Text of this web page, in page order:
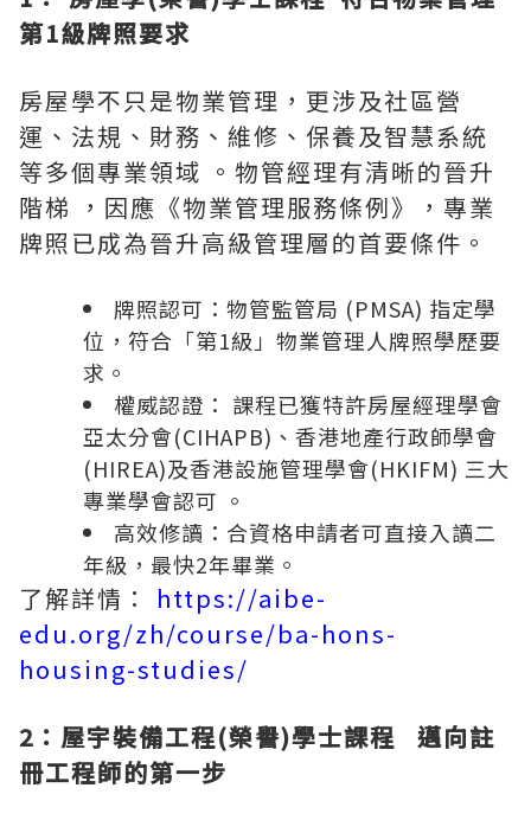
第1級牌照要求
房屋學不只是物業管理，更涉及社區營
運、法規、財務、維修、保養及智慧系統
等多個專業領域 。物管經理有清晰的晉升
階梯 ，因應《物業管理服務條例》，專業
牌照已成為晉升高級管理層的首要條件。
牌照認可：物管監管局 (PMSA) 指定學
位，符合「第1級」物業管理人牌照學歷要
求。
權威認證： 課程已獲特許房屋經理學會
亞太分會(CIHAPB)、香港地產行政師學會
(HIREA)及香港設施管理學會(HKIFM) 三大
專業學會認可 。
高效修讀：合資格申請者可直接入讀二
年級，最快2年畢業。
了解詳情： https://aibe-
edu.org/zh/course/ba-hons-
housing-studies/
2：屋宇裝備工程(榮譽)學士課程
邁向註
冊工程師的第一步